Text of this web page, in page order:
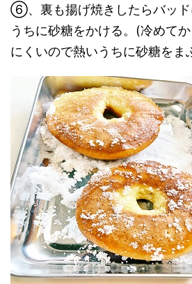
⑥、裏も揚げ焼きしたらバッド
うちに砂糖をかける。(冷めて
にくいので熱いうちに砂糖をま